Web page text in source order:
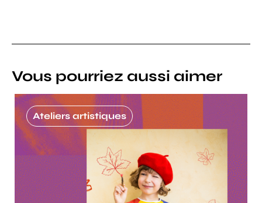
Vous pourriez aussi aimer
Ateliers artistiques